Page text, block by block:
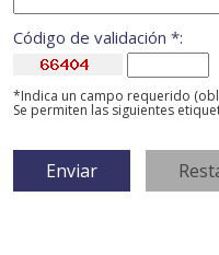
Código de validación *:
*Indica un campo requerido
Se permiten las siguientes